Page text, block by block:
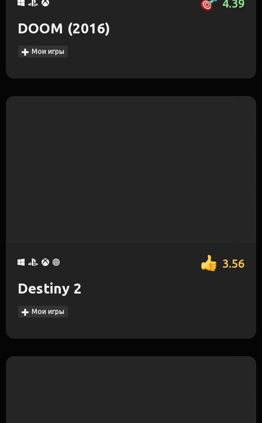
4.39
DOOM (2016)
Мои игры
3.56
Destiny 2
Мои игры